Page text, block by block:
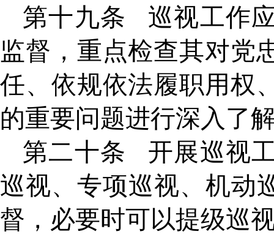
第十九条
巡视工作
监督，重点检查其对党
任、依规依法履职用权
的重要问题进行深入了
第二十条
开展巡视
巡视、专项巡视、机动
督，必要时可以提级巡